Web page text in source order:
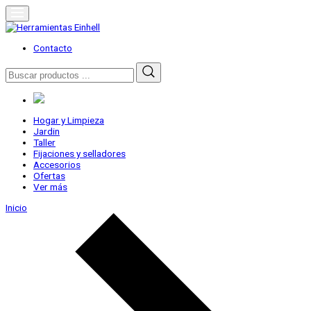
Skip
to
content
Herramientas Einhell
Distribuidor Oficial
Contacto
Buscar
por:
Hogar y Limpieza
Jardin
Taller
Fijaciones y selladores
Accesorios
Ofertas
Ver más
Inicio